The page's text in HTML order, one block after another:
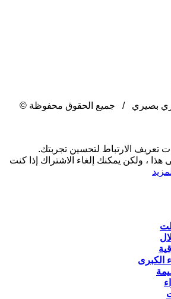
بصيري / جميع الحقوق محفوظة ©
تعريف الارتباط لتحسين تجربتك.
، ولكن يمكنك إلغاء الاشتراك إذا كنت
الكبرى